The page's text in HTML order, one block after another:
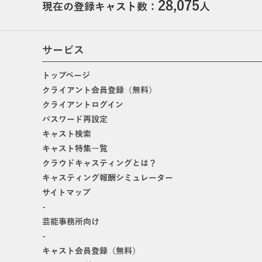
現在の登録キャスト数： 28,075人
サービス
トップページ
クライアント会員登録（無料）
クライアントログイン
パスワード再設定
キャスト検索
キャスト特集一覧
クラウドキャスティングとは？
キャスティング報酬シミュレーター
サイトマップ
-
芸能事務所向け
-
キャスト会員登録（無料）